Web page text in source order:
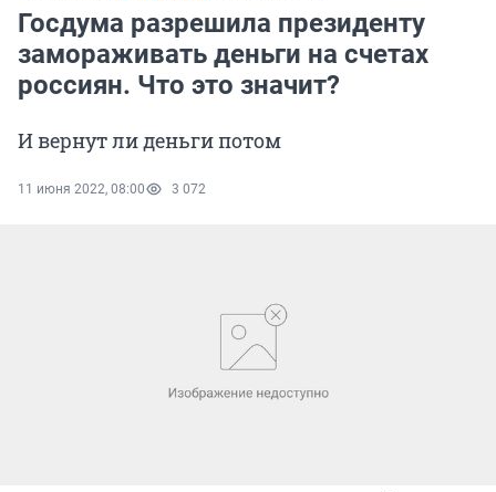
Госдума разрешила президенту
замораживать деньги на счетах
россиян. Что это значит?
И вернут ли деньги потом
11 июня 2022, 08:00 3 072